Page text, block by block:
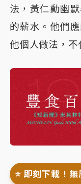
法，黃仁勳幽
的薪水。他們
他個人做法，不
⭐️ 即刻下載！